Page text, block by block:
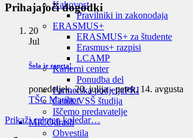
Kakovost
Pravilniki in zakonodaja
ERASMUS+
ERASMUS+ za študente
Erasmus+ razpisi
LCAMP
Karierni center
Ponudba del
Partnerska podjetjaPRI
Cenik VSŠ študija
Iščemo predavatelje
MICOdrasli
Obvestila
Prihajajoči dogodki
20
Jul
Šola je zaprta!
ponedeljek, 20. julija-petek, 14. avgusta
TŠC Maribor
Prikaži celoten koledar…